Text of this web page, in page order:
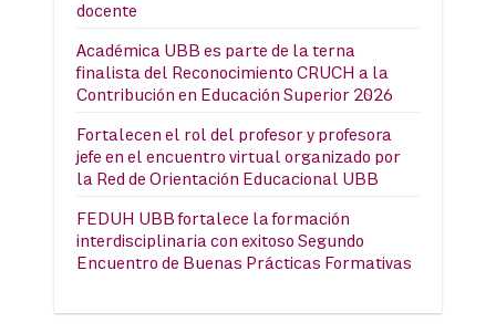
docente
Académica UBB es parte de la terna
finalista del Reconocimiento CRUCH a la
Contribución en Educación Superior 2026
Fortalecen el rol del profesor y profesora
jefe en el encuentro virtual organizado por
la Red de Orientación Educacional UBB
FEDUH UBB fortalece la formación
interdisciplinaria con exitoso Segundo
Encuentro de Buenas Prácticas Formativas